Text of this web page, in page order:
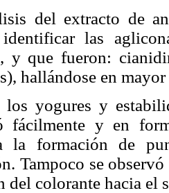
del extracto de
las
y que fueron:
hallándose en
yogures y
fácilmente y en
la formación de
Tampoco se
del colorante hacia el